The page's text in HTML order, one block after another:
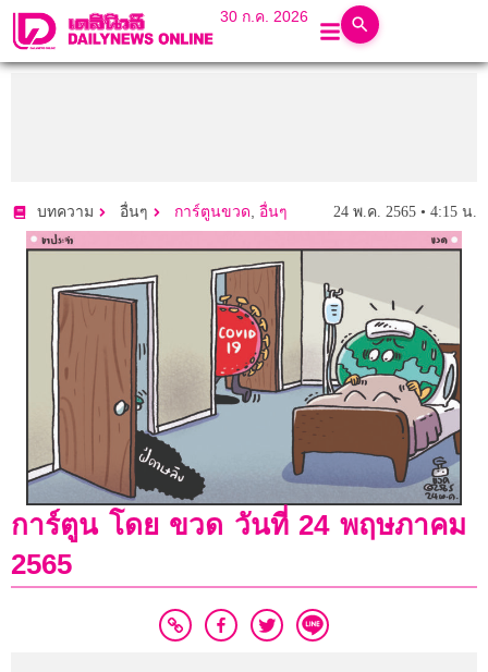
30 ก.ค. 2026
บทความ อื่นๆ การ์ตูนขวด, อื่นๆ 24 พ.ค. 2565 • 4:15 น.
การ์ตูน โดย ขวด วันที่ 24 พฤษภาคม
2565